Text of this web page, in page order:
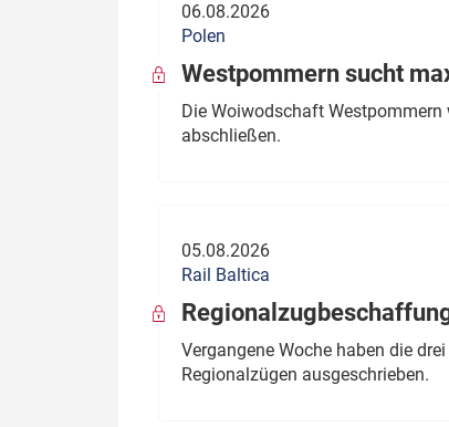
06.08.2026
Polen
Westpommern sucht
Die Woiwodschaft
abschließen.
05.08.2026
Rail Baltica
Vergangene Woche haben die
Regionalzügen ausgeschrieben.